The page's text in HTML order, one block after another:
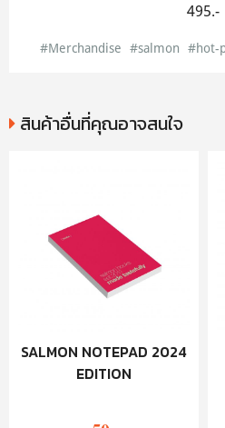
495.-
#Merchandise #salmon #hot-
สินค้าอื่นที่คุณอาจสนใจ
SALMON NOTEPAD 2024
EDITION